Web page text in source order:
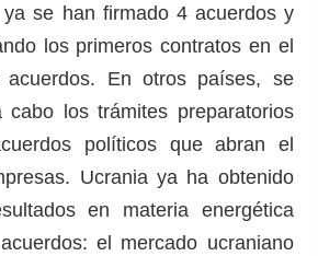
se han firmado 4 acuerdos y
los primeros contratos en el
En otros países, se
cabo los trámites preparatorios
políticos que abran el
Ucrania ya ha obtenido
en materia energética
el mercado ucraniano